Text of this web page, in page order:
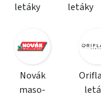
letáky
letáky
Novák
maso-